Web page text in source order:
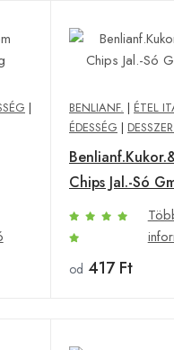
|
BENLIANF. | ÉTEL
ÉDESSÉG |
Chips Jal.-Só
od 417 Ft